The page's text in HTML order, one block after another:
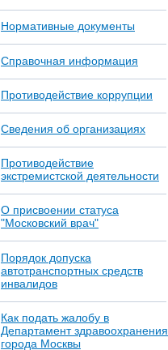
Нормативные документы
Справочная информация
Противодействие коррупции
Сведения об организациях
Противодействие
экстремистской деятельности
О присвоении статуса
"Московский врач"
Порядок допуска
автотранспортных средств
инвалидов
Как подать жалобу в
Департамент здравоохранения
города Москвы